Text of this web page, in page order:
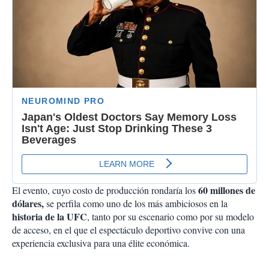
El evento, cuyo costo de producción rondaría los60 millones de
dólares,se perfila como uno de los más ambiciosos en la
historia de la UFC, tanto por su escenario como por su modelo
de acceso, en el que el espectáculo deportivo convive con una
experiencia exclusiva para una élite económica.